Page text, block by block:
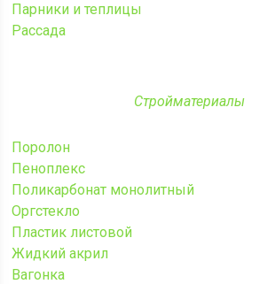
Парники и теплицы
Рассада
Стройматериалы
Поролон
Пеноплекс
Поликарбонат монолитный
Оргстекло
Пластик листовой
Жидкий акрил
Вагонка